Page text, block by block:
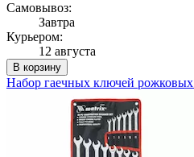
Самовывоз:
Завтра
Курьером:
12 августа
В корзину
Набор гаечных ключей